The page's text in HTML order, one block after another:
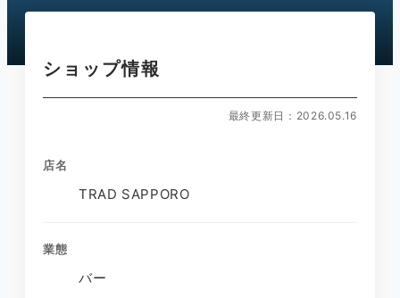
ショップ情報
最終更新日：2026.05.16
店名
TRAD SAPPORO
業態
バー